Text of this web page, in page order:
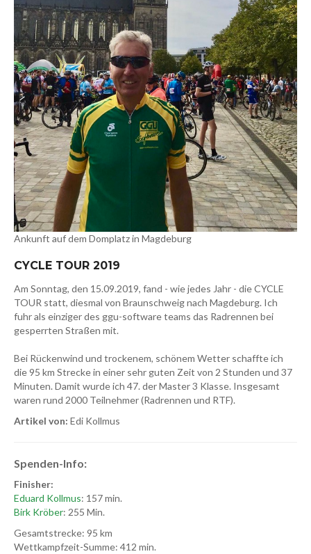
Ankunft auf dem Domplatz in Magdeburg
CYCLE TOUR 2019
Am Sonntag, den 15.09.2019, fand - wie jedes Jahr - die CYCLE
TOUR statt, diesmal von Braunschweig nach Magdeburg. Ich
fuhr als einziger des ggu-software teams das Radrennen bei
gesperrten Straßen mit.
Bei Rückenwind und trockenem, schönem Wetter schaffte ich
die 95 km Strecke in einer sehr guten Zeit von 2 Stunden und 37
Minuten. Damit wurde ich 47. der Master 3 Klasse. Insgesamt
waren rund 2000 Teilnehmer (Radrennen und RTF).
Artikel von: Edi Kollmus
Spenden-Info:
Finisher:
Eduard Kollmus: 157 min.
Birk Kröber: 255 Min.
Gesamtstrecke: 95 km
Wettkampfzeit-Summe: 412 min.